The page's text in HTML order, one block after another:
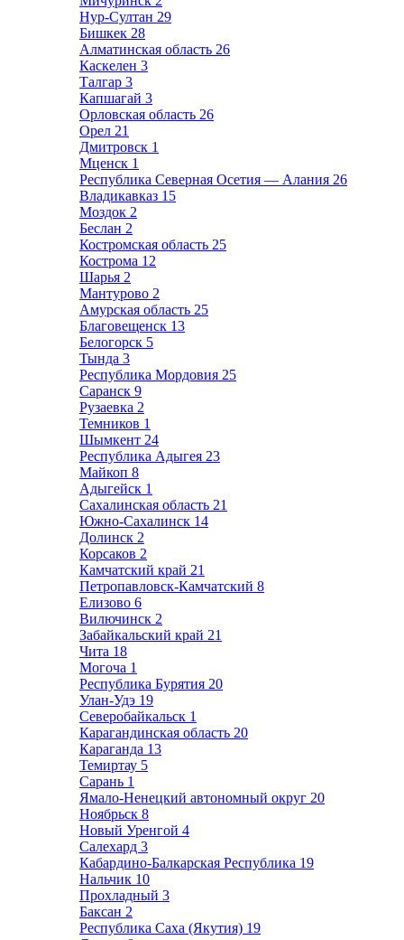
Нур-Султан 29
Бишкек 28
Алматинская область 26
Каскелен 3
Талгар 3
Капшагай 3
Орловская область 26
Орел 21
Дмитровск 1
Мценск 1
Республика Северная Осетия — Алания 26
Владикавказ 15
Моздок 2
Беслан 2
Костромская область 25
Кострома 12
Шарья 2
Мантурово 2
Амурская область 25
Благовещенск 13
Белогорск 5
Тында 3
Республика Мордовия 25
Саранск 9
Рузаевка 2
Темников 1
Шымкент 24
Республика Адыгея 23
Майкоп 8
Адыгейск 1
Сахалинская область 21
Южно-Сахалинск 14
Долинск 2
Корсаков 2
Камчатский край 21
Петропавловск-Камчатский 8
Елизово 6
Вилючинск 2
Забайкальский край 21
Чита 18
Могоча 1
Республика Бурятия 20
Улан-Удэ 19
Северобайкальск 1
Карагандинская область 20
Караганда 13
Темиртау 5
Сарань 1
Ямало-Ненецкий автономный округ 20
Ноябрьск 8
Новый Уренгой 4
Салехард 3
Кабардино-Балкарская Республика 19
Нальчик 10
Прохладный 3
Баксан 2
Республика Саха (Якутия) 19